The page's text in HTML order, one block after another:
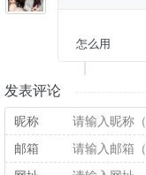
怎么用
发表评论
昵称
邮箱